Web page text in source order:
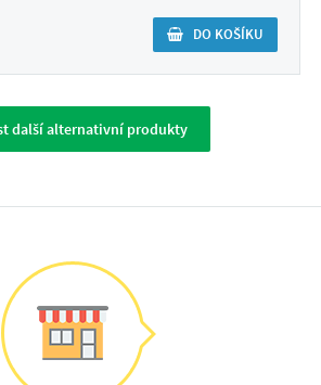
DO KOŠÍKU
další alternativní produkty